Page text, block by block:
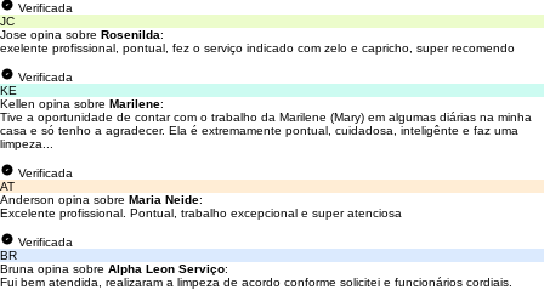
Verificada
JC
Jose opina sobre Rosenilda:
exelente profissional, pontual, fez o serviço indicado com zelo e capricho, super recomendo
Verificada
KE
Kellen opina sobre Marilene:
Tive a oportunidade de contar com o trabalho da Marilene (Mary) em algumas diárias na minha
casa e só tenho a agradecer. Ela é extremamente pontual, cuidadosa, inteligênte e faz uma
limpeza...
Verificada
AT
Anderson opina sobre Maria Neide:
Excelente profissional. Pontual, trabalho excepcional e super atenciosa
Verificada
BR
Bruna opina sobre Alpha Leon Serviço:
Fui bem atendida, realizaram a limpeza de acordo conforme solicitei e funcionários cordiais.